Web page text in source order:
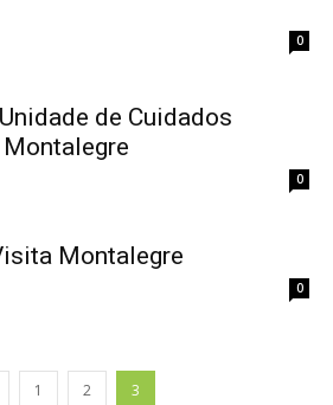
0
de Cuidados
0
Montalegre
0
1 2 3